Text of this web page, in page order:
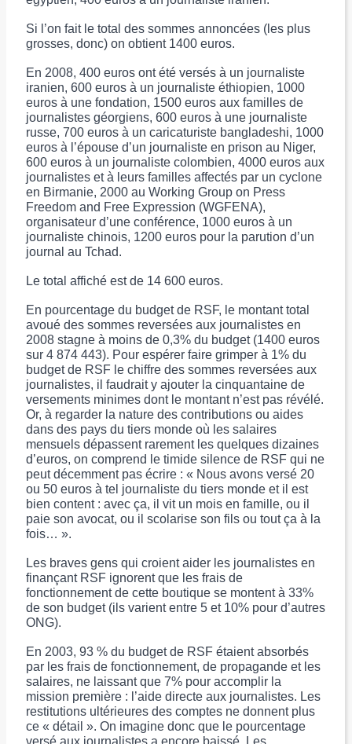
Si l’on fait le total des sommes annoncées (les plus
grosses, donc) on obtient 1400 euros.
En 2008, 400 euros ont été versés à un journaliste
iranien, 600 euros à un journaliste éthiopien, 1000
euros à une fondation, 1500 euros aux familles de
journalistes géorgiens, 600 euros à une journaliste
russe, 700 euros à un caricaturiste bangladeshi, 1000
euros à l’épouse d’un journaliste en prison au Niger,
600 euros à un journaliste colombien, 4000 euros aux
journalistes et à leurs familles affectés par un cyclone
en Birmanie, 2000 au Working Group on Press
Freedom and Free Expression (WGFENA),
organisateur d’une conférence, 1000 euros à un
journaliste chinois, 1200 euros pour la parution d’un
journal au Tchad.
Le total affiché est de 14 600 euros.
En pourcentage du budget de RSF, le montant total
avoué des sommes reversées aux journalistes en
2008 stagne à moins de 0,3% du budget (1400 euros
sur 4 874 443). Pour espérer faire grimper à 1% du
budget de RSF le chiffre des sommes reversées aux
journalistes, il faudrait y ajouter la cinquantaine de
versements minimes dont le montant n’est pas révélé.
Or, à regarder la nature des contributions ou aides
dans des pays du tiers monde où les salaires
mensuels dépassent rarement les quelques dizaines
d’euros, on comprend le timide silence de RSF qui ne
peut décemment pas écrire : « Nous avons versé 20
ou 50 euros à tel journaliste du tiers monde et il est
bien content : avec ça, il vit un mois en famille, ou il
paie son avocat, ou il scolarise son fils ou tout ça à la
fois… ».
Les braves gens qui croient aider les journalistes en
finançant RSF ignorent que les frais de
fonctionnement de cette boutique se montent à 33%
de son budget (ils varient entre 5 et 10% pour d’autres
ONG).
En 2003, 93 % du budget de RSF étaient absorbés
par les frais de fonctionnement, de propagande et les
salaires, ne laissant que 7% pour accomplir la
mission première : l’aide directe aux journalistes. Les
restitutions ultérieures des comptes ne donnent plus
ce « détail ». On imagine donc que le pourcentage
versé aux journalistes a encore baissé. Les